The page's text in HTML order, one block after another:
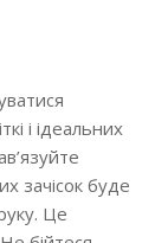
і ідеальних
зачісок буде
Це